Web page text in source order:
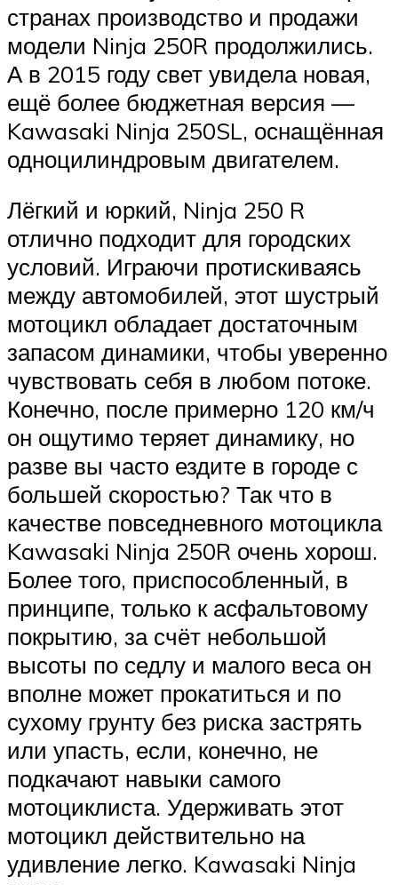
странах производство и продажи
модели Ninja 250R продолжились.
А в 2015 году свет увидела новая,
ещё более бюджетная версия —
Kawasaki Ninja 250SL, оснащённая
одноцилиндровым двигателем.
Лёгкий и юркий, Ninja 250 R
отлично подходит для городских
условий. Играючи протискиваясь
между автомобилей, этот шустрый
мотоцикл обладает достаточным
запасом динамики, чтобы уверенно
чувствовать себя в любом потоке.
Конечно, после примерно 120 км/ч
он ощутимо теряет динамику, но
разве вы часто ездите в городе с
большей скоростью? Так что в
качестве повседневного мотоцикла
Kawasaki Ninja 250R очень хорош.
Более того, приспособленный, в
принципе, только к асфальтовому
покрытию, за счёт небольшой
высоты по седлу и малого веса он
вполне может прокатиться и по
сухому грунту без риска застрять
или упасть, если, конечно, не
подкачают навыки самого
мотоциклиста. Удерживать этот
мотоцикл действительно на
удивление легко. Kawasaki Ninja